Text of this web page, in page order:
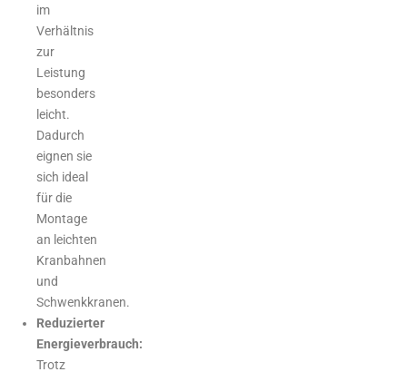
im
Verhältnis
zur
Leistung
besonders
leicht.
Dadurch
eignen sie
sich ideal
für die
Montage
an leichten
Kranbahnen
und
Schwenkkranen.
Reduzierter
Energieverbrauch:
Trotz